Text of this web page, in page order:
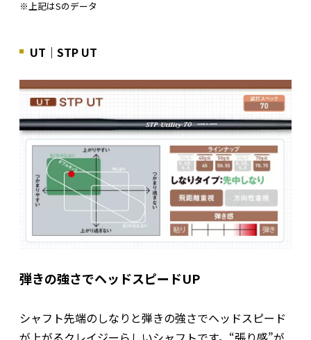
※上記はSのデータ
UT｜STP UT
弾きの強さでヘッドスピードUP
シャフト先端のしなりと弾きの強さでヘッドスピード